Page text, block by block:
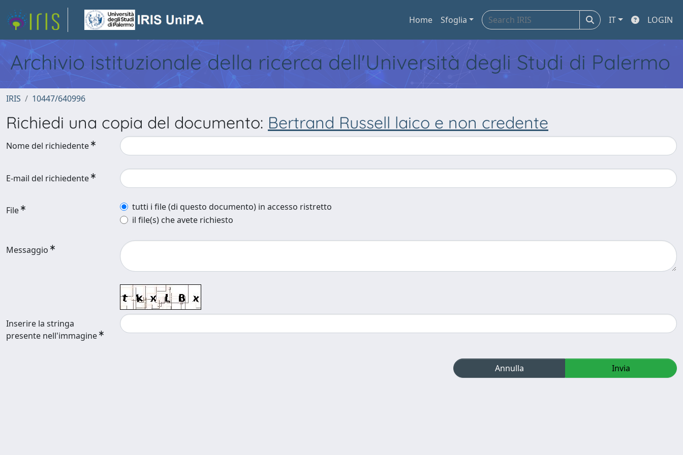
Home Sfoglia IT LOGIN
Archivio istituzionale della ricerca dell'Università degli Studi di Palermo
IRIS 10447/640996
Richiedi una copia del documento: Bertrand Russell laico e non credente
Nome del richiedente
E-mail del richiedente
File
tutti i file (di questo documento) in accesso ristretto
il file(s) che avete richiesto
Messaggio
Inserire la stringa
presente nell'immagine
Annulla Invia